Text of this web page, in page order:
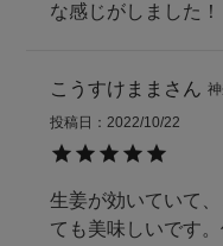
な感じがしました！
こうすけまま
投稿日
2022/10/22
生姜が効いていて
ても美味しいです